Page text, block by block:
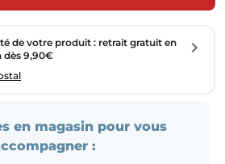
de votre produit : retrait gratuit en
dès 9,90€
en magasin pour vous
: